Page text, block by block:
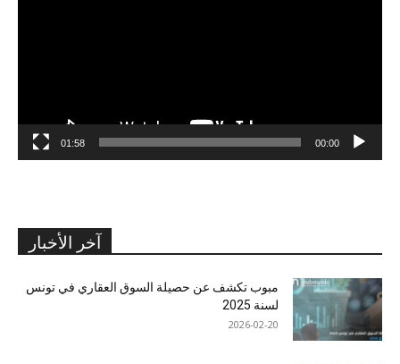
00:00
01:58
آخر الأخبار
مبوب تكشف عن حصيلة السوق العقاري في تونس
لسنة 2025
2026-02-20